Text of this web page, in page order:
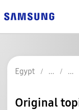
Egypt
Original